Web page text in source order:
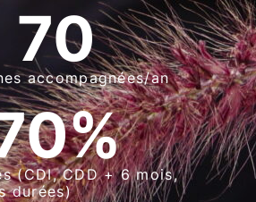
accompagnées/an
70
(CDI, CDD + 6 mois,
durées)
%